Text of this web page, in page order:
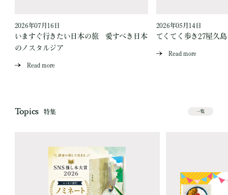
2026年07月16日
いますぐ行きたい日本の旅 愛すべき日本
のノスタルジア
Read more
2026年05月14日
てくてく歩き27屋久
Read more
Topics 特集 一覧